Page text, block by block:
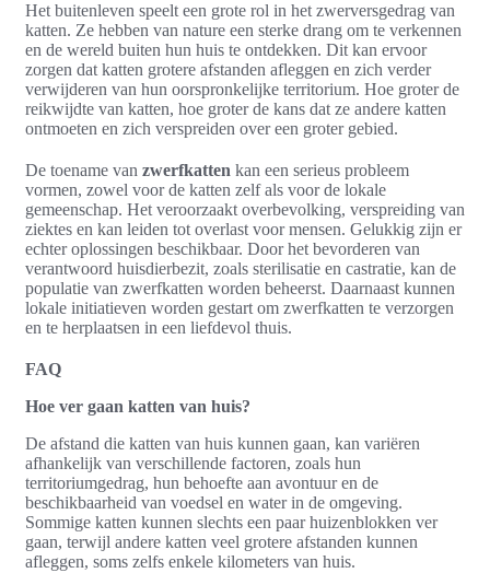
Het buitenleven speelt een grote rol in het zwerversgedrag van
katten. Ze hebben van nature een sterke drang om te verkennen
en de wereld buiten hun huis te ontdekken. Dit kan ervoor
zorgen dat katten grotere afstanden afleggen en zich verder
verwijderen van hun oorspronkelijke territorium. Hoe groter de
reikwijdte van katten, hoe groter de kans dat ze andere katten
ontmoeten en zich verspreiden over een groter gebied.
De toename van zwerfkatten kan een serieus probleem
vormen, zowel voor de katten zelf als voor de lokale
gemeenschap. Het veroorzaakt overbevolking, verspreiding van
ziektes en kan leiden tot overlast voor mensen. Gelukkig zijn er
echter oplossingen beschikbaar. Door het bevorderen van
verantwoord huisdierbezit, zoals sterilisatie en castratie, kan de
populatie van zwerfkatten worden beheerst. Daarnaast kunnen
lokale initiatieven worden gestart om zwerfkatten te verzorgen
en te herplaatsen in een liefdevol thuis.
FAQ
Hoe ver gaan katten van huis?
De afstand die katten van huis kunnen gaan, kan variëren
afhankelijk van verschillende factoren, zoals hun
territoriumgedrag, hun behoefte aan avontuur en de
beschikbaarheid van voedsel en water in de omgeving.
Sommige katten kunnen slechts een paar huizenblokken ver
gaan, terwijl andere katten veel grotere afstanden kunnen
afleggen, soms zelfs enkele kilometers van huis.